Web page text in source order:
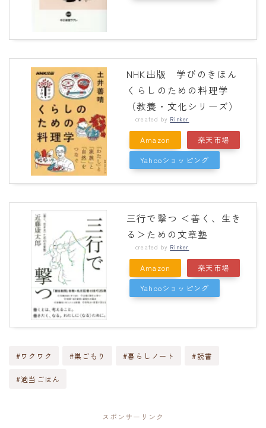
NHK出版 学びのきほん
くらしのための料理学
（教養・文化シリーズ）
created by Rinker
Amazon
楽天市場
Yahooショッピング
三行で撃つ ＜善く、生き
る＞ための文章塾
created by Rinker
Amazon
楽天市場
Yahooショッピング
#ワクワク #巣ごもり #暮らしノート #読書
#適当ごはん
スポンサーリンク